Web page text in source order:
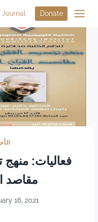
Journal Donate
فعاليات:
مقاصد
16, 2021